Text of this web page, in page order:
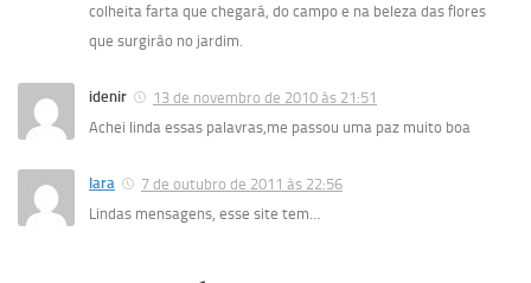
colheita farta que chegará, do campo e na beleza das flores
que surgirâo no jardim.
idenir
13 de novembro de 2010 às 21:51
Achei linda essas palavras,me passou uma paz muito boa
lara
7 de outubro de 2011 às 22:56
Lindas mensagens, esse site tem…